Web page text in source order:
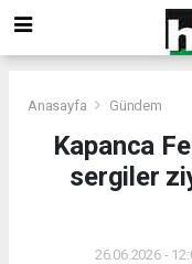
Anasayfa Gündem
Kapanca
sergiler
26.06.2026 -